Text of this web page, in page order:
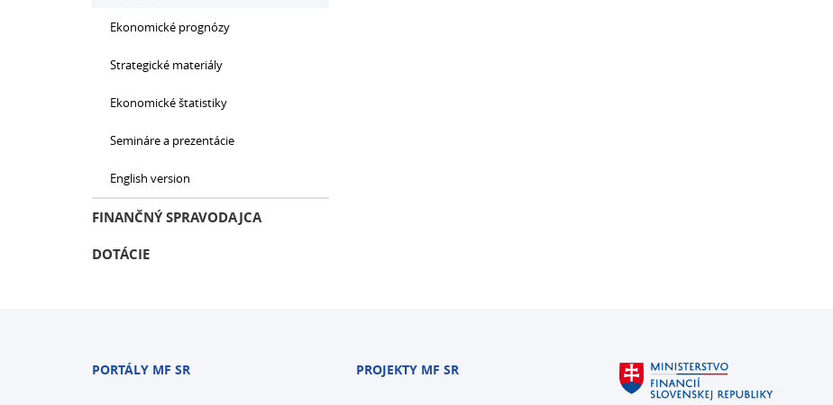
Ekonomické prognózy
Strategické materiály
Ekonomické štatistiky
Semináre a prezentácie
English version
FINANČNÝ SPRAVODAJCA
DOTÁCIE
PORTÁLY MF SR PROJEKTY MF SR